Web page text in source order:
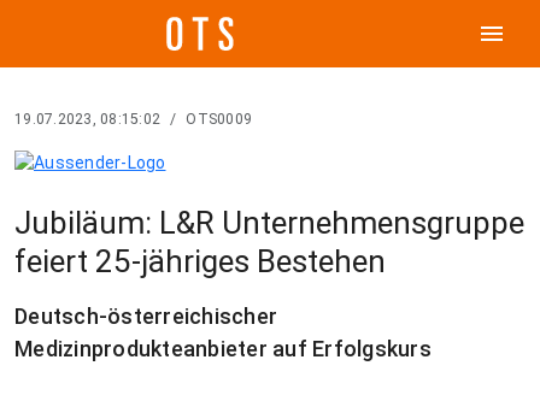
menu
19.07.2023, 08:15:02 / OTS0009
Jubiläum: L&R Unternehmensgruppe
feiert 25-jähriges Bestehen
Deutsch-österreichischer
Medizinprodukteanbieter auf Erfolgskurs